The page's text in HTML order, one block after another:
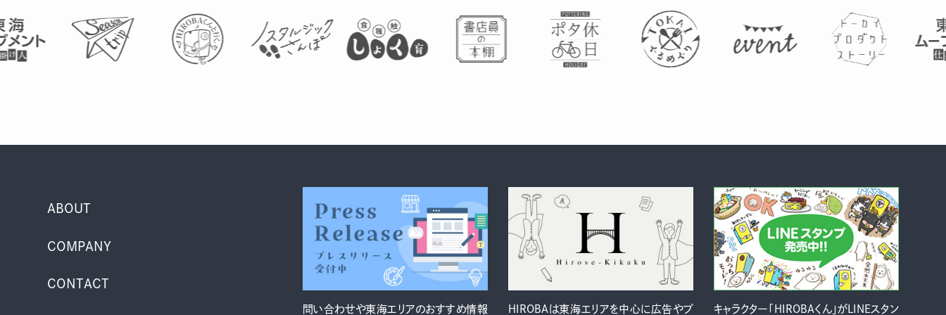
ABOUT
COMPANY
CONTACT
問い合わせや東海エリアのおすすめ情報 HIROBAは東海エリアを中心に広告やプ キャラクター「HIROBAくん」がLINEスタン